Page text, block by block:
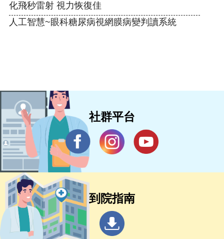
化飛秒雷射 視力恢復佳
人工智慧~眼科糖尿病視網膜病變判讀系統
社群平台
到院指南